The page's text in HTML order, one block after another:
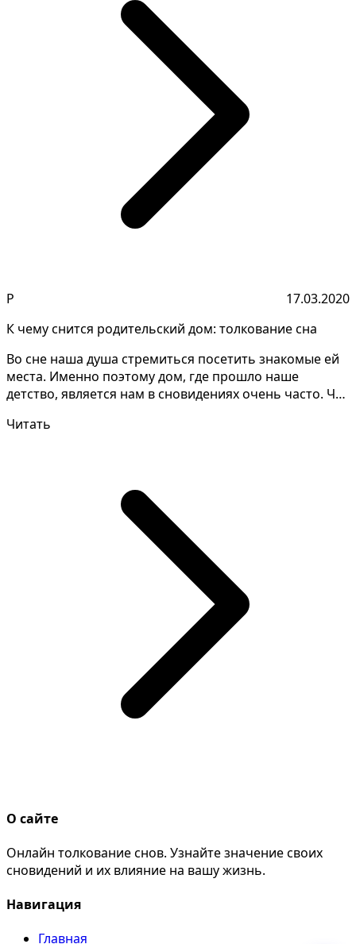
Р
17.03.2020
К чему снится родительский дом: толкование сна
Во сне наша душа стремиться посетить знакомые ей
места. Именно поэтому дом, где прошло наше
детство, является нам в сновидениях очень часто. Что
Читать
О сайте
Онлайн толкование снов. Узнайте значение своих
сновидений и их влияние на вашу жизнь.
Навигация
Главная